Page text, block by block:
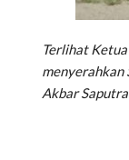
Terlihat
menyerahkan
Akbar